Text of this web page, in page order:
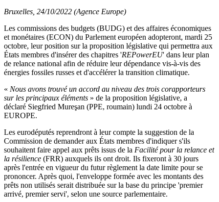
Bruxelles, 24/10/2022 (Agence Europe)
Les commissions des budgets (BUDG) et des affaires économiques
et monétaires (ECON) du Parlement européen adopteront, mardi 25
octobre, leur position sur la proposition législative qui permettra aux
États membres d'insérer des chapitres 'REPowerEU' dans leur plan
de relance national afin de réduire leur dépendance vis-à-vis des
énergies fossiles russes et d'accélérer la transition climatique.
« Nous avons trouvé un accord au niveau des trois corapporteurs
sur les principaux éléments » de la proposition législative, a
déclaré Siegfried Mureşan (PPE, roumain) lundi 24 octobre à
EUROPE.
Les eurodéputés reprendront à leur compte la suggestion de la
Commission de demander aux États membres d'indiquer s'ils
souhaitent faire appel aux prêts issus de la Facilité pour la relance et
la résilience (FRR) auxquels ils ont droit. Ils fixeront à 30 jours
après l'entrée en vigueur du futur règlement la date limite pour se
prononcer. Après quoi, l'enveloppe formée avec les montants des
prêts non utilisés serait distribuée sur la base du principe 'premier
arrivé, premier servi', selon une source parlementaire.